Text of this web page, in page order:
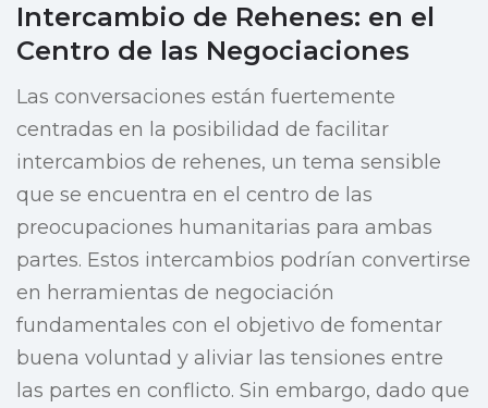
Intercambio de Rehenes: en el
Centro de las Negociaciones
Las conversaciones están fuertemente
centradas en la posibilidad de facilitar
intercambios de rehenes, un tema sensible
que se encuentra en el centro de las
preocupaciones humanitarias para ambas
partes. Estos intercambios podrían convertirse
en herramientas de negociación
fundamentales con el objetivo de fomentar
buena voluntad y aliviar las tensiones entre
las partes en conflicto. Sin embargo, dado que